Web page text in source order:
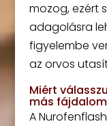
mozog, ezért
adagolásra
figyelembe
az orvos
Miért
más
A